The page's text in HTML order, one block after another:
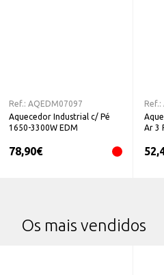
Ref.: AQEDM07097
Aquecedor Industrial c/ Pé
1650-3300W EDM
78,90€
Ref.:
Ar 3
Os mais vendidos